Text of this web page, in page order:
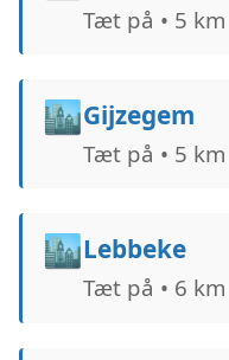
Tæt på • 5 km
🏙️Gijzegem
Tæt på • 5 km
🏙️Lebbeke
Tæt på • 6 km